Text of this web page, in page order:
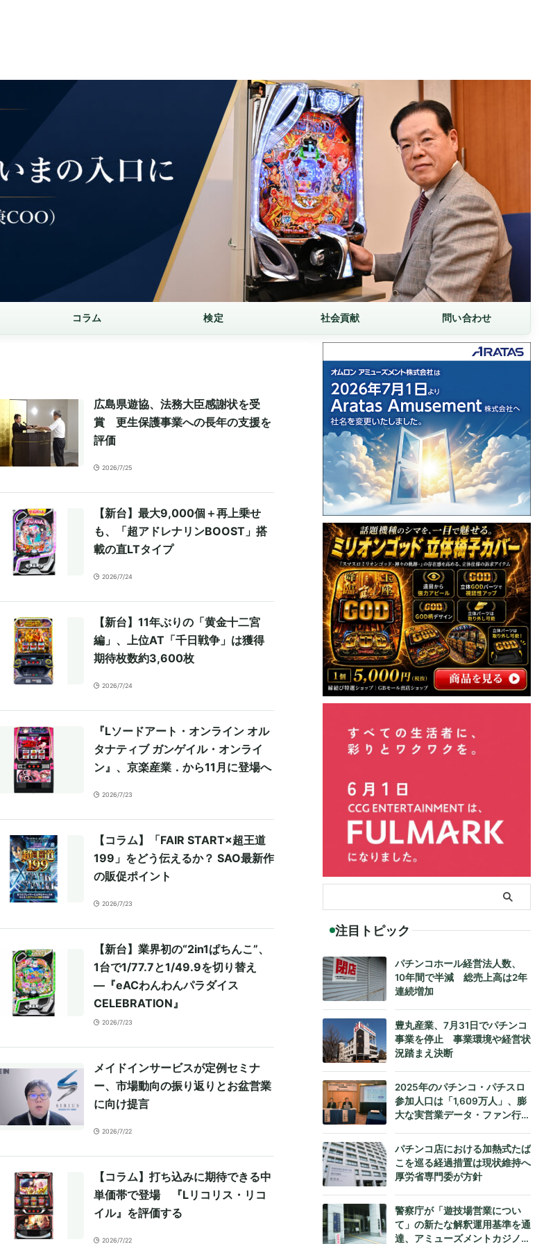
コラム 検定 社会貢献 問い合わせ
広島県遊協、法務大臣感謝状を受
賞 更生保護事業への長年の支援を
評価
2026/7/25
【新台】最大9,000個＋再上乗せ
も、「超アドレナリンBOOST」搭
載の直LTタイプ
2026/7/24
【新台】11年ぶりの「黄金十二宮
編」、上位AT「千日戦争」は獲得
期待枚数約3,600枚
2026/7/24
『Lソードアート・オンライン オル
タナティブ ガンゲイル・オンライ
ン』、京楽産業．から11月に登場へ
2026/7/23
【コラム】「FAIR START×超王道
199」をどう伝えるか？ SAO最新作
の販促ポイント
2026/7/23
【新台】業界初の“2in1ぱちんこ”、
1台で1/77.7と1/49.9を切り替え
―『eACわんわんパラダイス
CELEBRATION』
2026/7/23
メイドインサービスが定例セミナ
ー、市場動向の振り返りとお盆営業
に向け提言
2026/7/22
【コラム】打ち込みに期待できる中
単価帯で登場 『Lリコリス・リコ
イル』を評価する
2026/7/22
注目トピック
パチンコホール経営法人数、
10年間で半減 総売上高は2年
連続増加
豊丸産業、7月31日でパチンコ
事業を停止 事業環境や経営状
況踏まえ決断
2025年のパチンコ・パチスロ
参加人口は「1,609万人」、膨
大な実営業データ・ファン行動
公式発表
パチンコ店における加熱式たば
こを巡る経過措置は現状維持へ
厚労省専門委が方針
警察庁が「遊技場営業につい
て」の新たな解釈運用基準を通
達、アミューズメントカジノへ